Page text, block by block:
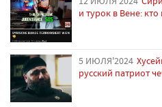
и турок в Вене: кто
5 ИЮЛЯ'2024
русский патриот